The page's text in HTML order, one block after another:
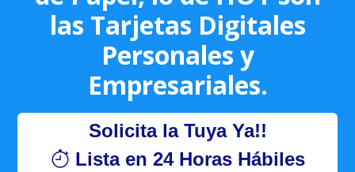
las Tarjetas Digitales
Personales y
Empresariales.
Solicita la Tuya Ya!!
Lista en 24 Horas Hábiles